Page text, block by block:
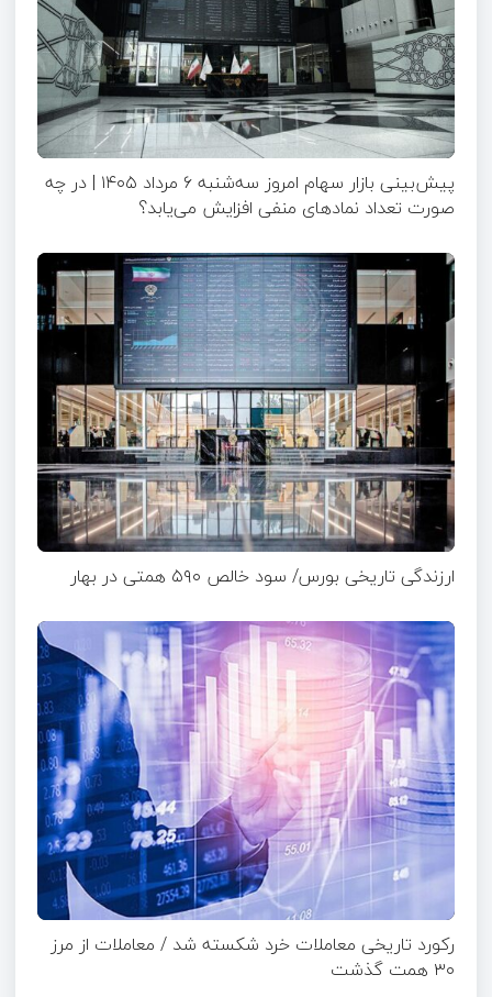
پیش‌بینی بازار سهام امروز سه‌شنبه ۶ مرداد ۱۴۰۵ | در چه
صورت تعداد نماد‌های منفی افزایش می‌یابد؟
ارزندگی تاریخی بورس/ سود خالص ۵۹۰ همتی در بهار
رکورد تاریخی معاملات خرد شکسته شد / معاملات از مرز
۳۰ همت گذشت